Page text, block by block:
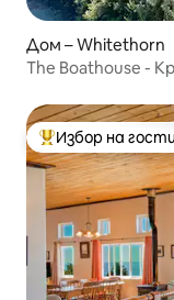
Дом – Whitethorn
The Boathouse -
Най-популярен
Избор на